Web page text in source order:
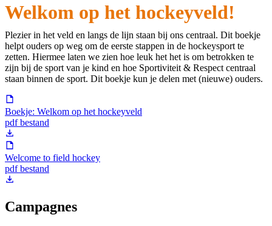
Welkom op het hockeyveld!
Plezier in het veld en langs de lijn staan bij ons centraal. Dit boekje
helpt ouders op weg om de eerste stappen in de hockeysport te
zetten. Hiermee laten we zien hoe leuk het het is om betrokken te
zijn bij de sport van je kind en hoe Sportiviteit & Respect centraal
staan binnen de sport. Dit boekje kun je delen met (nieuwe) ouders.
Boekje: Welkom op het hockeyveld
pdf bestand
Welcome to field hockey
pdf bestand
Campagnes